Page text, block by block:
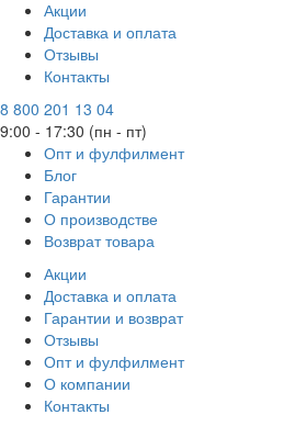
Акции
Доставка и оплата
Отзывы
Контакты
8 800 201 13 04
9:00 - 17:30 (пн - пт)
Опт и фулфилмент
Блог
Гарантии
О производстве
Возврат товара
Акции
Доставка и оплата
Гарантии и возврат
Отзывы
Опт и фулфилмент
О компании
Контакты